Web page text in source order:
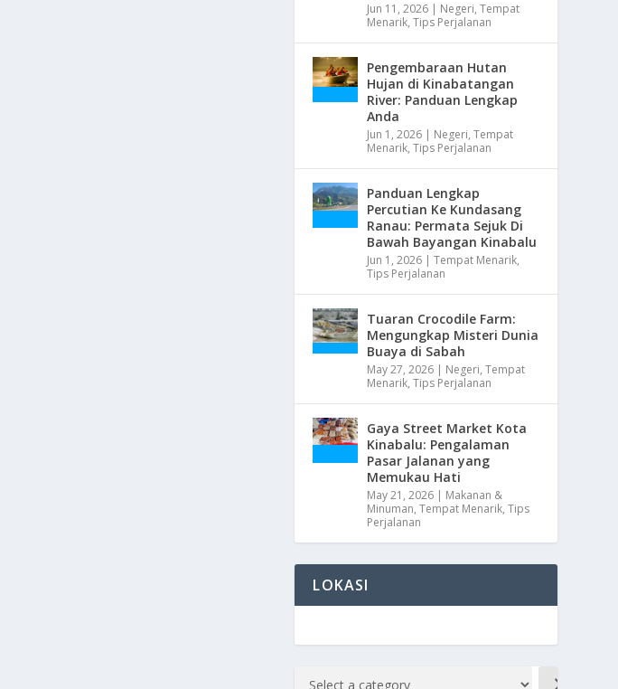
Jun 11, 2026 | Negeri,Tempat
Menarik,Tips Perjalanan
Pengembaraan Hutan
Hujan di Kinabatangan
River: Panduan Lengkap
Anda
Jun 1, 2026 | Negeri,Tempat
Menarik,Tips Perjalanan
Panduan Lengkap
Percutian Ke Kundasang
Ranau: Permata Sejuk Di
Bawah Bayangan Kinabalu
Jun 1, 2026 |Tempat Menarik,
Tips Perjalanan
Tuaran Crocodile Farm:
Mengungkap Misteri Dunia
Buaya di Sabah
May 27, 2026 | Negeri,Tempat
Menarik,Tips Perjalanan
Gaya Street Market Kota
Kinabalu: Pengalaman
Pasar Jalanan yang
Memukau Hati
May 21, 2026 | Makanan &
Minuman,Tempat Menarik,Tips
Perjalanan
LOKASI